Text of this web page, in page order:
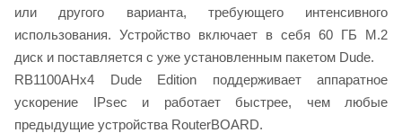
или другого варианта, требующего интенсивного
использования. Устройство включает в себя 60 ГБ M.2
диск и поставляется с уже установленным пакетом Dude.
RB1100AHx4 Dude Edition поддерживает аппаратное
ускорение IPsec и работает быстрее, чем любые
предыдущие устройства RouterBOARD.